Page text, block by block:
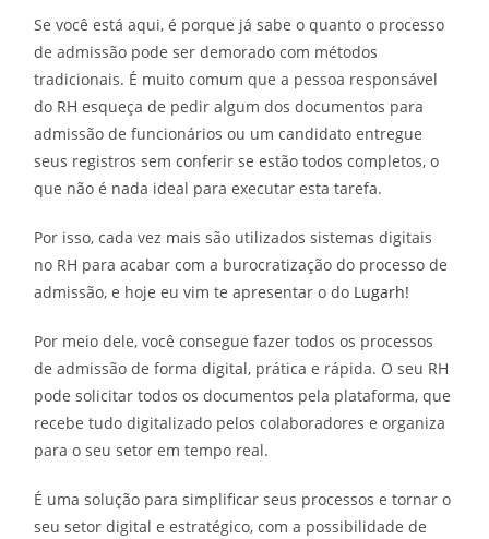
Se você está aqui, é porque já sabe o quanto o processo
de admissão pode ser demorado com métodos
tradicionais. É muito comum que a pessoa responsável
do RH esqueça de pedir algum dosdocumentos para
admissão de funcionáriosou um candidato entregue
seus registros sem conferir se estão todos completos, o
que não é nada ideal para executar esta tarefa.
Por isso, cada vez mais são utilizados sistemas digitais
no RH para acabar com a burocratização do processo de
admissão, e hoje eu vim te apresentar o do Lugarh!
Por meio dele, você consegue fazer todos os processos
de admissão de forma digital, prática e rápida. O seu RH
pode solicitar todos os documentos pela plataforma, que
recebe tudo digitalizado pelos colaboradores e organiza
para o seu setor em tempo real.
É uma solução para simplificar seus processos e tornar o
seu setor digital e estratégico, com a possibilidade de